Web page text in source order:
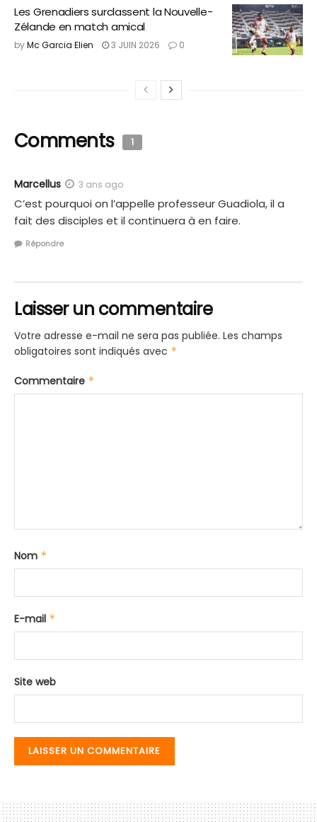
Les Grenadiers surclassent la Nouvelle-
Zélande en match amical
byMc Garcia Elien 3 JUIN 2026 0
Comments 1
Marcellus 3 ans ago
C’est pourquoi on l’appelle professeur Guadiola, il a
fait des disciples et il continuera à en faire.
Répondre
Laisser un commentaire
Votre adresse e-mail ne sera pas publiée. Les champs
obligatoires sont indiqués avec *
Commentaire *
Nom *
E-mail *
Site web